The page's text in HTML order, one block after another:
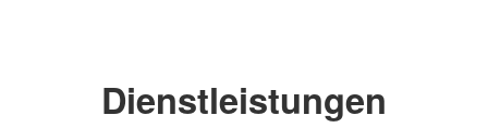
Dienstleistungen